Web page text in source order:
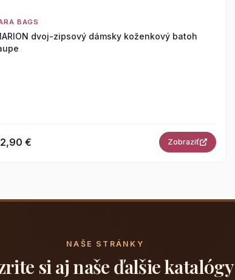
BAGS
dvoj-zipsový dámsky koženkový batoh
€ Zobraziť
NAŠE STRÁNKY
si aj naše ďalšie katalógy